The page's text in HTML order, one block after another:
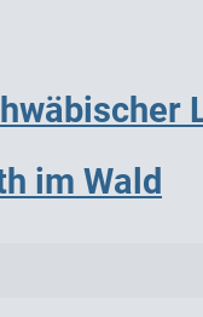
im Wald